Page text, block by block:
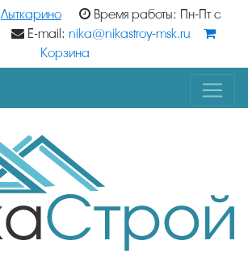
Лыткарино
Время работы: Пн-Пт с
E-mail: nika@nikastroy-msk.ru
Корзина